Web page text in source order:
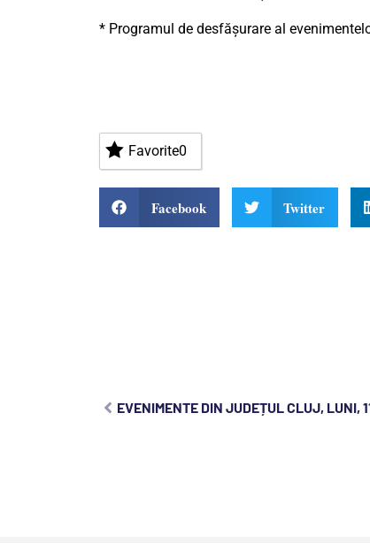
* Programul de desfășurare al
Favorite0
Facebook Twitter
EVENIMENTE DIN JUDEȚUL CLUJ, LUNI,